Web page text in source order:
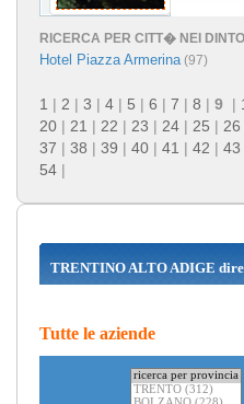
RICERCA PER CITT� NEI
Hotel Piazza Armerina(97)
1 | 2 | 3 | 4 | 5 | 6 | 7 | 8 | 9 |
20 | 21 | 22 | 23 | 24 | 25 | 26
37 | 38 | 39 | 40 | 41 | 42 | 43
54 |
TRENTINO ALTO ADIGE
Tutte le aziende